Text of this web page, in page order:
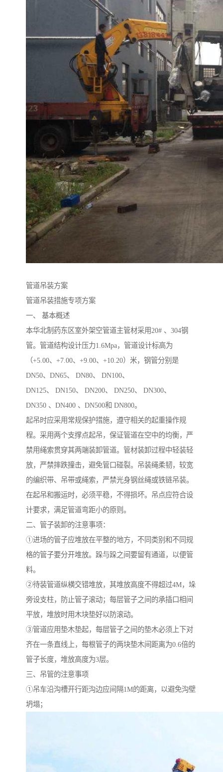
管道吊装方案
管道吊装措施专项方案
一、 基本概述
本华北制药东区室外架空管道主管材采用20# 、304钢
管。管道结构设计压力1.6Mpa，管道设计标高为
（+5.00、+7.00、+9.00、+10.20）米，钢管分别是
DN50、DN65、 DN80、 DN100、
DN125、 DN150、 DN200、 DN250、 DN300、
DN350 、DN400 、DN500和 DN800。
起吊时应采用常规保护措施，遵守相关的起重操作规
程。采用两个支撑点起吊，保证管道在空中的均衡，严
禁用绳索贯穿其两端装卸管道。管材装卸过程中轻装轻
放，严禁摔跌撞击，避免管口碰裂。吊装绳柔韧，较宽
的编织带、吊带或绳索，严禁光身钢丝绳或铁链吊装。
在起吊和搬运时，必须平稳，不得损坏。吊点应符合设
计要求，满足管道弯距小的原则。
二、管子装卸的注意事项：
①进场的管子应堆放在平整的地方，不同类别和不同规
格的管子要分开堆放。跺与跺之间要留有通道，以便管
料。
②待装管道纵横交错堆放，其堆放高度不得超过4M，垛
旁设支柱，防止管子滚动；每层管子之间的承插口相间
平放，堆放时用木块垫好以防滚动。
③管道应用垫木垫起，每层管子之间的垫木必须上下对
齐在一条直线上，每根管子的两块垫木间距离为0.6倍的
管子长度，堆放高度为3层。
三、吊管的注意事项
①吊车沿沟槽开行距沟边应间隔1M的距离，以避免沟壁
坍塌；